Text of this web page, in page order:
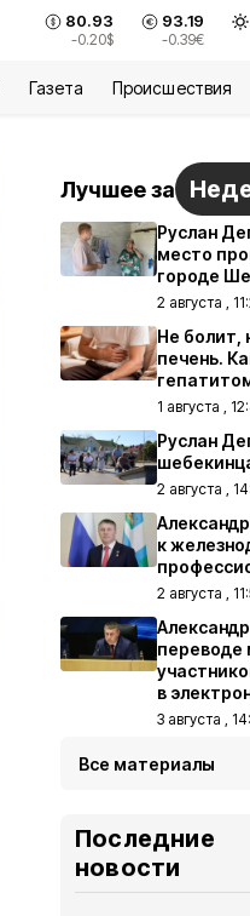
80.93
-0.20$
93.19
-0.39€
Газета Происшествия
Лучшее за
Руслан
место
городе
2 августа ,
Не болит,
печень.
1 августа ,
Руслан
2 августа ,
к
2 августа ,
переводе
в
3 августа ,
Все материалы
Последние
новости